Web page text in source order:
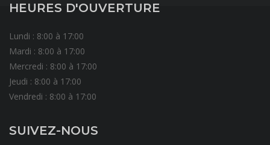
HEURES D'OUVERTURE
Lundi : 8:00 à 17:00
Mardi : 8:00 à 17:00
Mercredi : 8:00 à 17:00
Jeudi : 8:00 à 17:00
Vendredi : 8:00 à 17:00
SUIVEZ-NOUS